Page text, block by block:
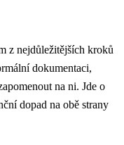
z nejdůležitějších kroků
dokumentaci,
na ni. Jde o
dopad na obě strany